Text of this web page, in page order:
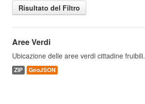
Risultato del Filtro
Aree Verdi
Ubicazione delle aree verdi cittadine fruibili.
ZIP GeoJSON